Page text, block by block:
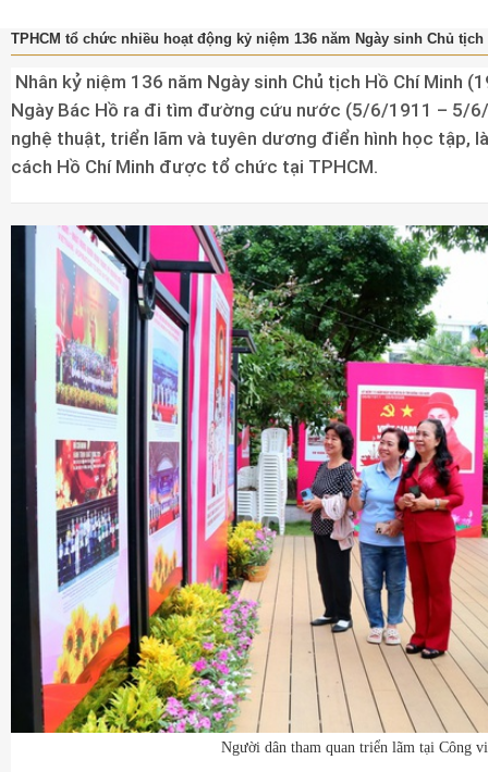
TPHCM tổ chức nhiều hoạt động kỷ niệm 136 năm Ngày sinh Chủ
Nhân kỷ niệm 136 năm Ngày sinh Chủ tịch Hồ Chí Minh
Ngày Bác Hồ ra đi tìm đường cứu nước (5/6/1911 – 5/
nghệ thuật, triển lãm và tuyên dương điển hình học
cách Hồ Chí Minh được tổ chức tại TPHCM.
Người dân tham quan triển lãm tại Công